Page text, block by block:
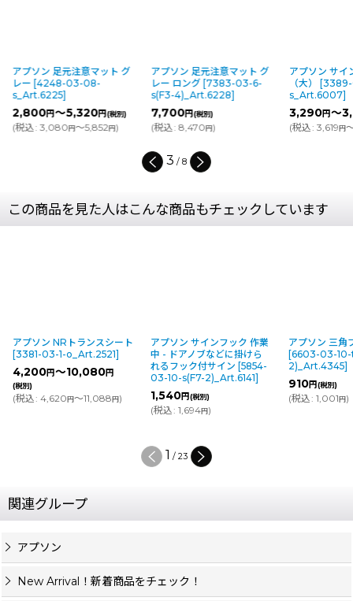
アプソン 足元注意マット グ
レー [4248-03-08-
s_Art.6225]
2,800円～5,320円(税別)
(税込: 3,080円～5,852円)
アプソン 足元注意マット グ
レー ロング [7383-03-6-
s(F3-4)_Art.6228]
7,700円(税別)
(税込: 8,470円)
アプソン サイ
（大）
[
s_Art.6007]
3,290円～
(税込: 3,619円
3 / 8
この商品を見た人はこんな商品もチェックしています
アプソン NRトランスシート
[3381-03-1-o_Art.2521]
4,200円～10,080円
(税別)
(税込: 4,620円～11,088円)
アプソン サインフック 作業
中 - ドアノブなどに掛けら
れるフック付サイン [5854-
03-10-s(F7-2)_Art.6141]
1,540円(税別)
(税込: 1,694円)
アプソン 三角
[6603-03-
2)_Art.4345]
910円(税別)
(税込: 1,001円)
1 / 23
関連グループ
アプソン
New Arrival！新着商品をチェック！